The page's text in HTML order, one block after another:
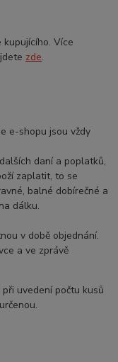
kupujícího. Více
zde.
e-shopu jsou vždy
daní a poplatků,
zaplatit, to se
balné dobírečné a
dálku.
v době objednání.
a ve zprávě
uvedení počtu kusů